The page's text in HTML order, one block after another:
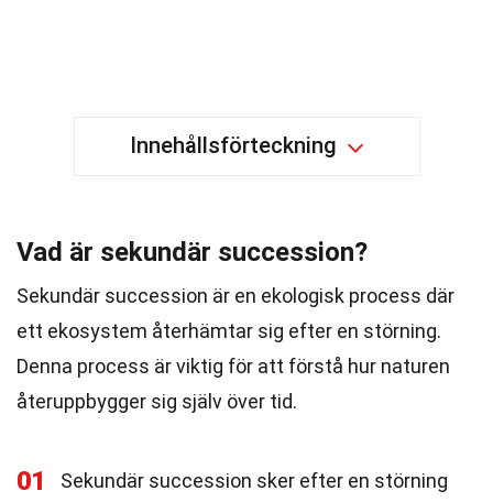
Innehållsförteckning
Vad är sekundär succession?
Sekundär succession är en ekologisk process där
ett ekosystem återhämtar sig efter en störning.
Denna process är viktig för att förstå hur naturen
återuppbygger sig själv över tid.
01
Sekundär succession sker efter en störning